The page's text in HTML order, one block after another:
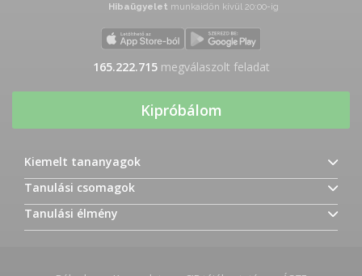
Hibaügyelet munkaidőn kívül 20:00-ig
165.222.715megválaszolt feladat
Kipróbálom
Kiemelt tananyagok
Tanulási csomagok
Tanulási élmény